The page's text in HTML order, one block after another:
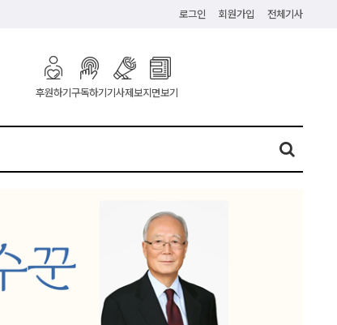
로그인 회원가입 전체기사
후원하기 구독하기기사제보지면보기